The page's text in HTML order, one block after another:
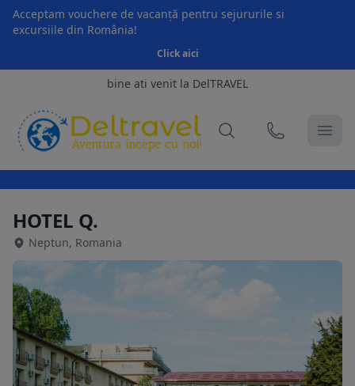
Acceptam vouchere de vacanță pentru sejururile si
excursiile din România!
Click aici
bine ati venit la DelTRAVEL
HOTEL Q.
Neptun, Romania